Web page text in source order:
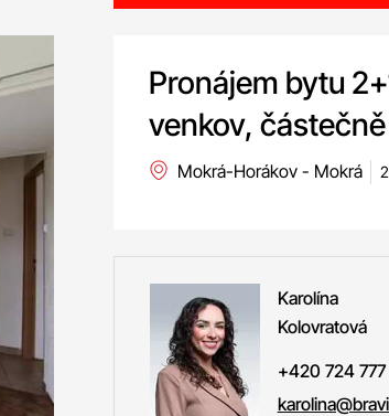
Pronájem bytu
venkov,
Mokrá-Horákov - Mokrá
Karolína
Kolovratová
+420 724 777